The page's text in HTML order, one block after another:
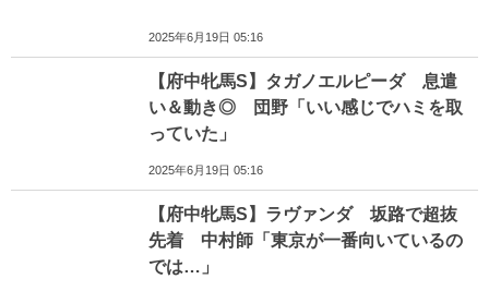
2025年6月19日 05:16
【府中牝馬S】タガノエルピーダ 息遣
い＆動き◎ 団野「いい感じでハミを取
っていた」
2025年6月19日 05:16
【府中牝馬S】ラヴァンダ 坂路で超抜
先着 中村師「東京が一番向いているの
では…」